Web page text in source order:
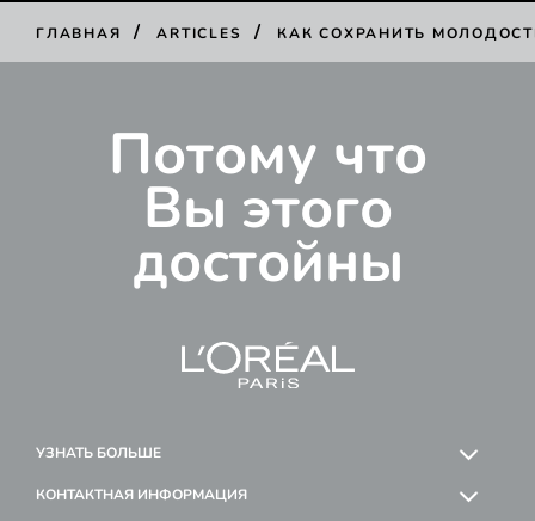
ГЛАВНАЯ / ARTICLES / КАК СОХРАНИТЬ
Потому что
Вы этого
достойны
УЗНАТЬ БОЛЬШЕ
КОНТАКТНАЯ ИНФОРМАЦИЯ